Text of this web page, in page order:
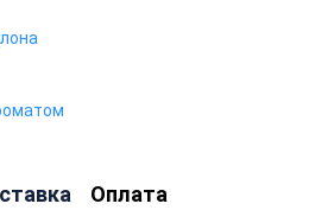
Оплата